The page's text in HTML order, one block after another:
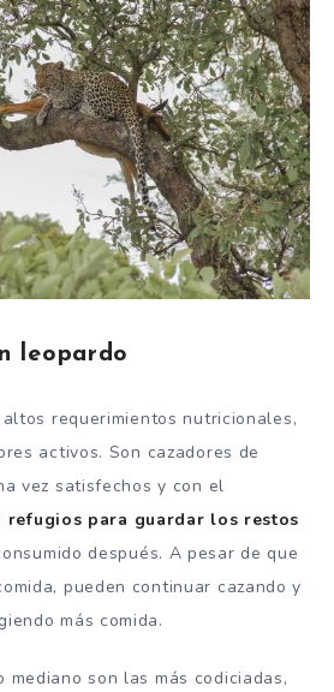
leopardo
requerimientos nutricionales,
activos. Son cazadores de
vez satisfechos y con el
refugios para guardar los restos
después. A pesar de que
pueden continuar cazando y
más comida.
mediano son las más codiciadas,